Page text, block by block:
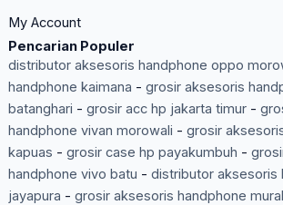
My Account
Pencarian Populer
distributor aksesoris handphone oppo
handphone kaimana - grosir aksesoris
batanghari - grosir acc hp jakarta timur-
handphone vivan morowali - grosir
kapuas - grosir case hp payakumbuh -
handphone vivo batu - distributor aksesoris
jayapura - grosir aksesoris handphone